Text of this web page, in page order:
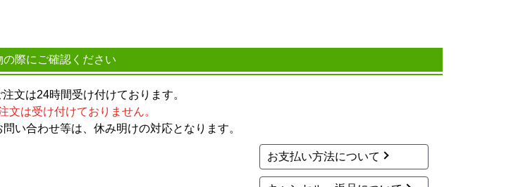
の際にご確認ください
文は24時間受け付けております。
文は受け付けておりません。
い合わせ等は、休み明けの対応となります。
お支払い方法について